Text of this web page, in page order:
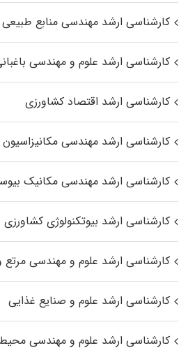
کارشناسی ارشد مهندسی منابع طبیعی
کارشناسی ارشد علوم و مهندسی
کارشناسی ارشد اقتصاد کشاورزی
کارشناسی ارشد مهندسی
کارشناسی ارشد مهندسی مکانیک
کارشناسی ارشد بیوتکنولوژی کشاورزی
کارشناسی ارشد علوم و مهندسی مرتع
کارشناسی ارشد علوم و صنایع غذایی
کارشناسی ارشد علوم و مهندسی